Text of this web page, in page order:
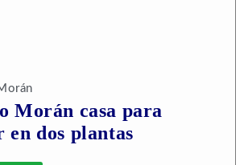
Morán casa para
dos plantas